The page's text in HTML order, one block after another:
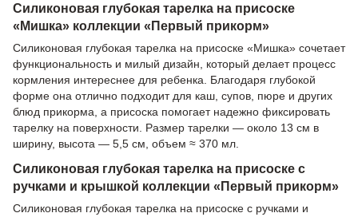
Силиконовая глубокая тарелка на присоске
«Мишка» коллекции «Первый прикорм»
Силиконовая глубокая тарелка на присоске «Мишка» сочетает
функциональность и милый дизайн, который делает процесс
кормления интереснее для ребенка. Благодаря глубокой
форме она отлично подходит для каш, супов, пюре и других
блюд прикорма, а присоска помогает надежно фиксировать
тарелку на поверхности. Размер тарелки — около 13 см в
ширину, высота — 5,5 см, объем ≈ 370 мл.
Силиконовая глубокая тарелка на присоске с
ручками и крышкой коллекции «Первый прикорм»
Силиконовая глубокая тарелка на присоске с ручками и